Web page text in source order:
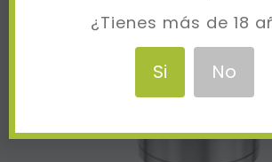
¿Tienes más de 18
Si No